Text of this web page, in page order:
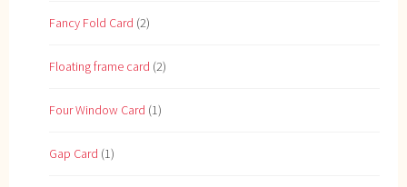
Fancy Fold Card (2)
Floating frame card (2)
Four Window Card (1)
Gap Card (1)